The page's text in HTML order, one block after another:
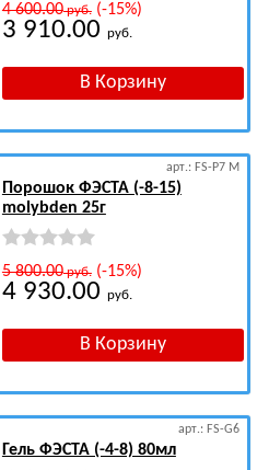
4 600.00руб.(-15%)
3 910.00 руб.
арт.: FS-P7 М
Порошок ФЭСТА (-8-15)
molybden 25г
5 800.00руб.(-15%)
4 930.00 руб.
арт.: FS-G6
Гель ФЭСТА (-4-8) 80мл